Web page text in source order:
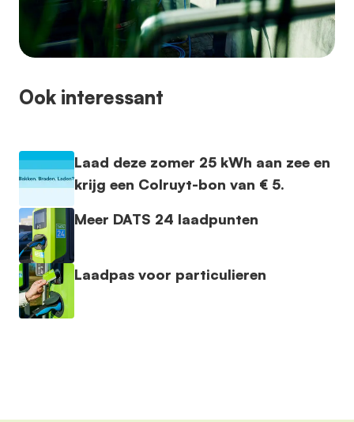
Ook interessant
Laad deze zomer 25 kWh aan zee en
krijg een Colruyt-bon van € 5.
Meer DATS 24 laadpunten
Laadpas voor particulieren